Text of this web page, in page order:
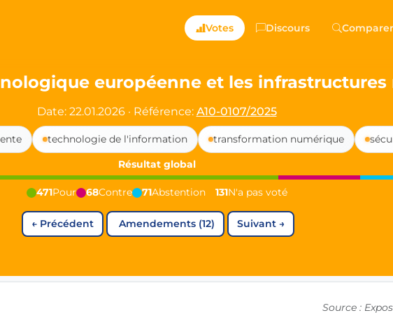
Directly Shaping
political party in Germany dedicated to digital democracy,
since 2024
PdF co-founder
youngest mayor at 19 years old
democracy").
Votes Discours Comparer
européenne et les infrastructures
Date: 22.01.2026 · Référence: A10-0107/2025
technologie de l'information transformation numérique
Résultat global
471Pour 68Contre 71Abstention 131N'a pas voté
← Précédent Amendements (12) Suivant →
Source :